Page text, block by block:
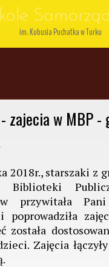
im. Kubusia Puchatka w Turku
2018r., starszaki z
Biblioteki
przywitała
poprowadziła
została
Zajęcia